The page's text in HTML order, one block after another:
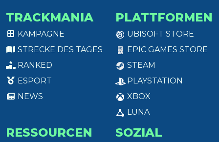
TRACKMANIA
KAMPAGNE
STRECKE DES TAGES
RANKED
ESPORT
NEWS
PLATTFORMEN
UBISOFT STORE
EPIC GAMES STORE
STEAM
PLAYSTATION
XBOX
LUNA
RESSOURCEN SOZIAL